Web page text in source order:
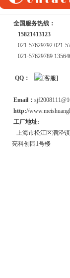
全国服务热线：
15821413123
021-57629792 021-
021-57629789
QQ：
Email：
http://
工厂地址:
上海市松江区泗泾
亮科创园1号楼